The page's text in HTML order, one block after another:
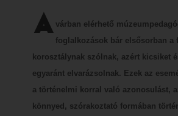
A várban elérhető
foglalkozások bár elsősorban a
korosztálynak szólnak, azért kicsiket
egyaránt elvarázsolnak. Ezek az
a történelmi korral való azonosulást,
könnyed, szórakoztató formában